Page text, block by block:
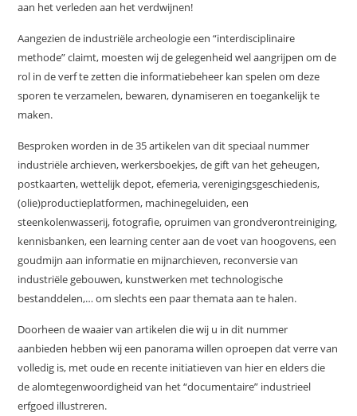
aan het verleden aan het verdwijnen!
Aangezien de industriële archeologie een “interdisciplinaire
methode” claimt, moesten wij de gelegenheid wel aangrijpen om de
rol in de verf te zetten die informatiebeheer kan spelen om deze
sporen te verzamelen, bewaren, dynamiseren en toegankelijk te
maken.
Besproken worden in de 35 artikelen van dit speciaal nummer
industriële archieven, werkersboekjes, de gift van het geheugen,
postkaarten, wettelijk depot, efemeria, verenigingsgeschiedenis,
(olie)productieplatformen, machinegeluiden, een
steenkolenwasserij, fotografie, opruimen van grondverontreiniging,
kennisbanken, een learning center aan de voet van hoogovens, een
goudmijn aan informatie en mijnarchieven, reconversie van
industriële gebouwen, kunstwerken met technologische
bestanddelen,… om slechts een paar themata aan te halen.
Doorheen de waaier van artikelen die wij u in dit nummer
aanbieden hebben wij een panorama willen oproepen dat verre van
volledig is, met oude en recente initiatieven van hier en elders die
de alomtegenwoordigheid van het “documentaire” industrieel
erfgoed illustreren.